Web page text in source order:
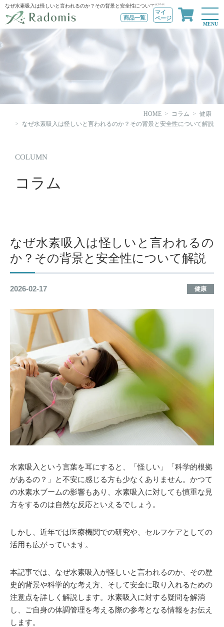
なぜ水素吸入は怪しいと言われるのか？その背景と安全性について解説
商品一覧
マイ
ページ
MENU
HOME コラム
健康
なぜ水素吸入は怪しいと言われるのか？その背景と安全性について解説
COLUMN
コラム
なぜ水素吸入は怪しいと言われるの
か？その背景と安全性について解説
2026-02-17 健康
水素吸入という言葉を耳にすると、「怪しい」「科学的根拠
があるの？」と不安に感じる方も少なくありません。かつて
の水素水ブームの影響もあり、水素吸入に対しても慎重な見
方をするのは自然な反応といえるでしょう。
しかし、近年では医療機関での研究や、セルフケアとしての
活用も広がっています。
本記事では、なぜ水素吸入が怪しいと言われるのか、その歴
史的背景や科学的な考え方、そして安全に取り入れるための
注意点を詳しく解説します。水素吸入に対する疑問を解消
し、ご自身の体調管理を考える際の参考となる情報をお伝え
します。